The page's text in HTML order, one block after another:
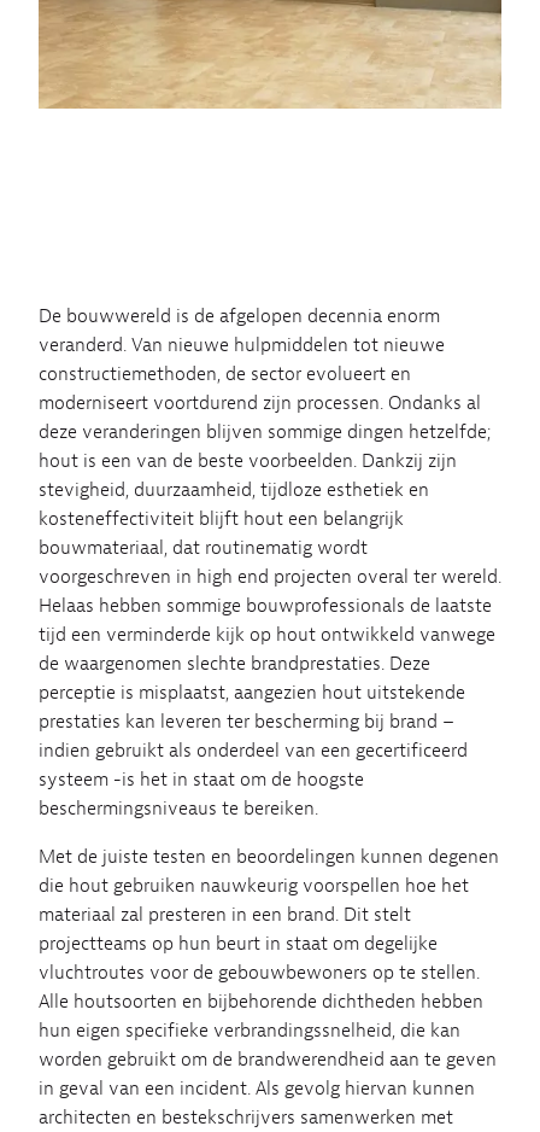
De bouwwereld is de afgelopen decennia enorm
veranderd. Van nieuwe hulpmiddelen tot nieuwe
constructiemethoden, de sector evolueert en
moderniseert voortdurend zijn processen. Ondanks al
deze veranderingen blijven sommige dingen hetzelfde;
hout is een van de beste voorbeelden. Dankzij zijn
stevigheid, duurzaamheid, tijdloze esthetiek en
kosteneffectiviteit blijft hout een belangrijk
bouwmateriaal, dat routinematig wordt
voorgeschreven in high end projecten overal ter wereld.
Helaas hebben sommige bouwprofessionals de laatste
tijd een verminderde kijk op hout ontwikkeld vanwege
de waargenomen slechte brandprestaties. Deze
perceptie is misplaatst, aangezien hout uitstekende
prestaties kan leveren ter bescherming bij brand –
indien gebruikt als onderdeel van een gecertificeerd
systeem -is het in staat om de hoogste
beschermingsniveaus te bereiken.
Met de juiste testen en beoordelingen kunnen degenen
die hout gebruiken nauwkeurig voorspellen hoe het
materiaal zal presteren in een brand. Dit stelt
projectteams op hun beurt in staat om degelijke
vluchtroutes voor de gebouwbewoners op te stellen.
Alle houtsoorten en bijbehorende dichtheden hebben
hun eigen specifieke verbrandingssnelheid, die kan
worden gebruikt om de brandwerendheid aan te geven
in geval van een incident. Als gevolg hiervan kunnen
architecten en bestekschrijvers samenwerken met